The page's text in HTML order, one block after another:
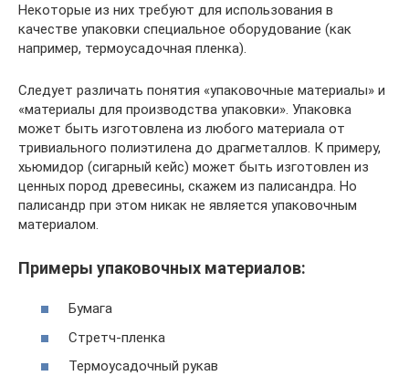
Некоторые из них требуют для использования в
качестве упаковки специальное оборудование (как
например, термоусадочная пленка).
Следует различать понятия «упаковочные материалы» и
«материалы для производства упаковки». Упаковка
может быть изготовлена из любого материала от
тривиального полиэтилена до драгметаллов. К примеру,
хьюмидор (сигарный кейс) может быть изготовлен из
ценных пород древесины, скажем из палисандра. Но
палисандр при этом никак не является упаковочным
материалом.
Примеры упаковочных материалов:
Бумага
Стретч-пленка
Термоусадочный рукав